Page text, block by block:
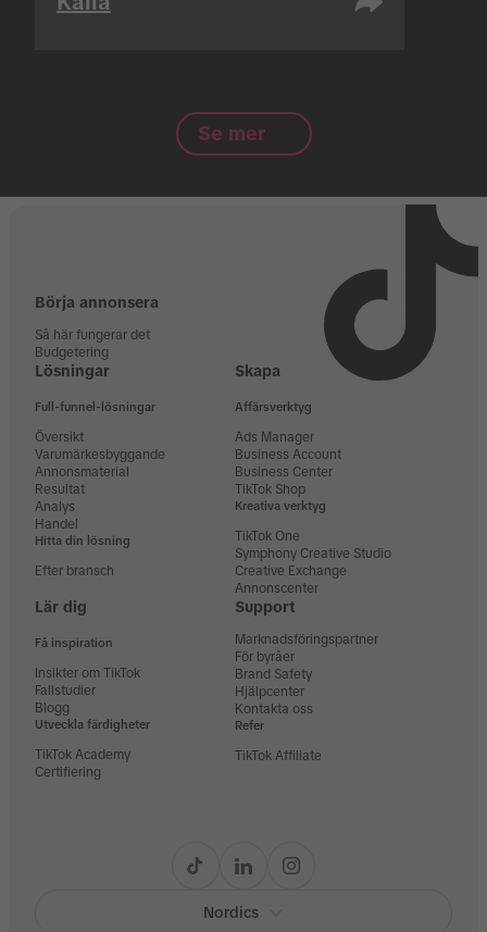
Se mer
Börja annonsera
Så här fungerar det
Budgetering
Lösningar
Full-funnel-lösningar
Översikt
Varumärkesbyggande
Annonsmaterial
Resultat
Analys
Handel
Hitta din lösning
Efter bransch
Skapa
Affärsverktyg
Ads Manager
Business Account
Business Center
TikTok Shop
Kreativa verktyg
TikTok One
Symphony Creative Studio
Creative Exchange
Annonscenter
Lär dig
Få inspiration
Insikter om TikTok
Fallstudier
Blogg
Utveckla färdigheter
TikTok Academy
Certifiering
Support
Marknadsföringspartner
För byråer
Brand Safety
Hjälpcenter
Kontakta oss
Refer
TikTok Affiliate
Nordics